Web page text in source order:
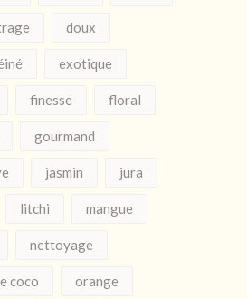
doux
exotique
finesse floral
gourmand
jasmin jura
litchi mangue
nettoyage
coco orange